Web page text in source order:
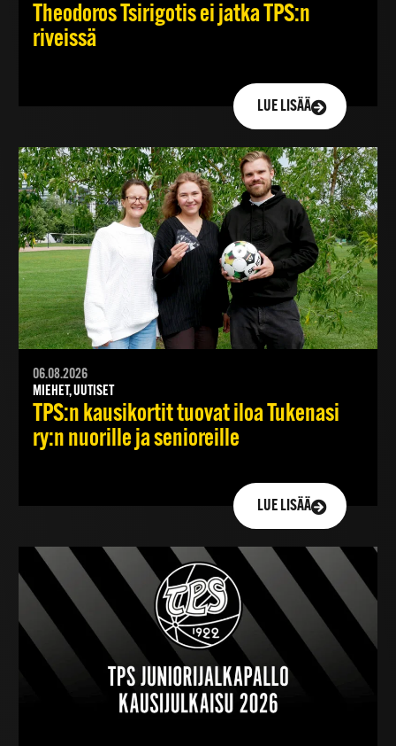
Theodoros Tsirigotis ei jatka TPS:n
riveissä
LUE LISÄÄ
06.08.2026
MIEHET, UUTISET
TPS:n kausikortit tuovat iloa Tukenasi
ry:n nuorille ja senioreille
LUE LISÄÄ